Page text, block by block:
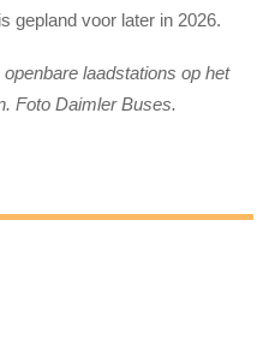
gepland voor later in 2026.
laadstations op het
Foto Daimler Buses.